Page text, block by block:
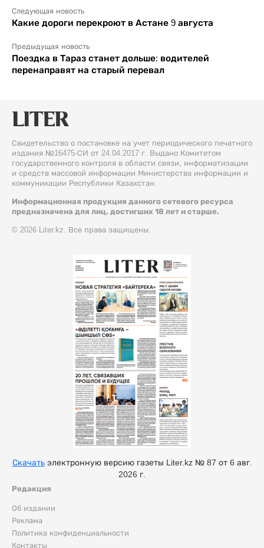
Следующая новость
Какие дороги перекроют в Астане 9 августа
Предыдущая новость
Поездка в Тараз станет дольше: водителей
перенаправят на старый перевал
Свидетельство о постановке на учет периодического печатного
издания №16475-СИ от 24.04.2017 г. Выдано Комитетом
государственного контроля в области связи, информатизации
и средств массовой информации Министерства информации и
коммуникации Республики Казахстан.
Информационная продукция данного сетевого ресурса
предназначена для лиц, достигших 18 лет и старше.
© 2026 Liter.kz. Все права защищены.
Редакция
Об издании
Реклама
Политика конфиденциальности
Контакты
Скачатьэлектронную версию газеты Liter.kz № 87 от 6 авг.
2026 г.